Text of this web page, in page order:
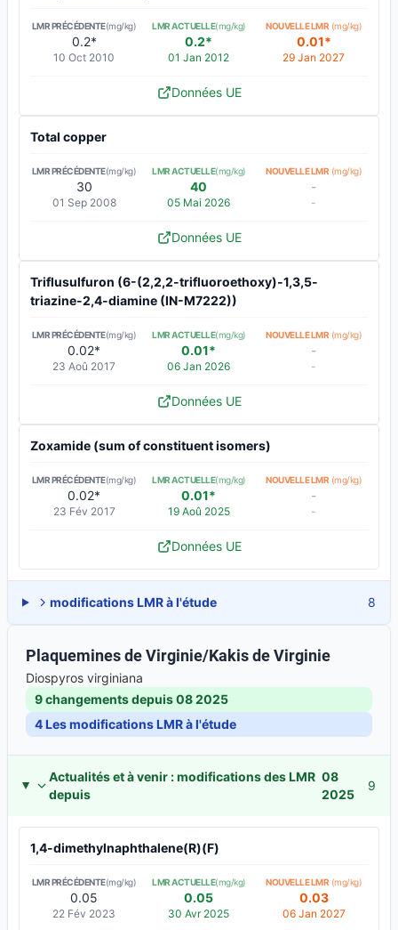
LMR PRÉCÉDENTE(mg/kg)
0.2*
10 Oct 2010
LMR ACTUELLE(mg/kg)
0.2*
01 Jan 2012
NOUVELLE LMR (mg/kg)
0.01*
29 Jan 2027
Données UE
Total copper
LMR PRÉCÉDENTE(mg/kg)
30
01 Sep 2008
LMR ACTUELLE(mg/kg)
40
05 Mai 2026
NOUVELLE LMR (mg/kg)
-
-
Données UE
Triflusulfuron (6-(2,2,2-trifluoroethoxy)-1,3,5-
triazine-2,4-diamine (IN-M7222))
LMR PRÉCÉDENTE(mg/kg)
0.02*
23 Aoû 2017
LMR ACTUELLE(mg/kg)
0.01*
06 Jan 2026
NOUVELLE LMR (mg/kg)
-
-
Données UE
Zoxamide (sum of constituent isomers)
LMR PRÉCÉDENTE(mg/kg)
0.02*
23 Fév 2017
LMR ACTUELLE(mg/kg)
0.01*
19 Aoû 2025
NOUVELLE LMR (mg/kg)
-
-
Données UE
modifications LMR à l'étude 8
Plaquemines de Virginie/Kakis de Virginie
Diospyros virginiana
9 changements depuis08 2025
4Les modifications LMR à l'étude
Actualités et à venir : modifications des LMR
depuis
08
2025
9
1,4-dimethylnaphthalene(R)(F)
LMR PRÉCÉDENTE(mg/kg)
0.05
22 Fév 2023
LMR ACTUELLE(mg/kg)
0.05
30 Avr 2025
NOUVELLE LMR (mg/kg)
0.03
06 Jan 2027